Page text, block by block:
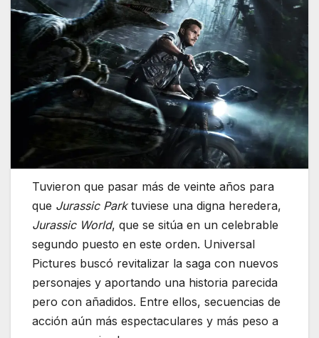
Tuvieron que pasar más de veinte años para
que Jurassic Parktuviese una digna heredera,
Jurassic World, que se sitúa en un celebrable
segundo puesto en este orden. Universal
Pictures buscó revitalizar la saga con nuevos
personajes y aportando una historia parecida
pero con añadidos. Entre ellos, secuencias de
acción aún más espectaculares y más peso a